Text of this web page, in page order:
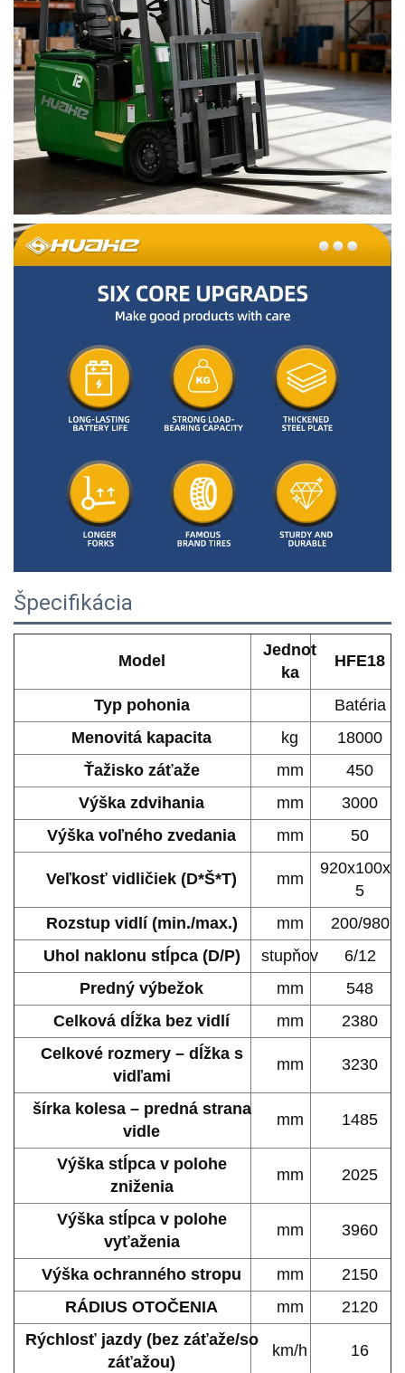
Špecifikácia
Model
Jednot
ka
HFE18
Typ pohonia
Batéria
Menovitá kapacita
kg
18000
Ťažisko záťaže
mm
450
Výška zdvihania
mm
3000
Výška voľného zvedania
mm 50
Veľkosť vidličiek (D*Š*T) mm
920x100x3
5
Rozstup vidlí (min./max.)
mm
200/980
Uhol naklonu stĺpca (D/P)
stupňov
6/12
Predný výbežok
mm
548
Celková dĺžka bez vidlí
mm
2380
Celkové rozmery – dĺžka s
vidľami
mm 3230
šírka kolesa – predná strana
vidle
mm 1485
Výška stĺpca v polohe
zniženia
mm 2025
Výška stĺpca v polohe
vyťaženia
mm 3960
Výška ochranného stropu mm
2150
RÁDIUS OTOČENIA
mm
2120
Rýchlosť jazdy (bez záťaže/so
záťažou)
km/h 16